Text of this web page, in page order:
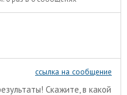
ссылка на сообщение
Скажите, в какой